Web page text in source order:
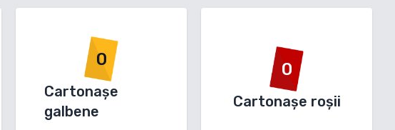
0
Cartonașe
galbene
0
Cartonașe roșii